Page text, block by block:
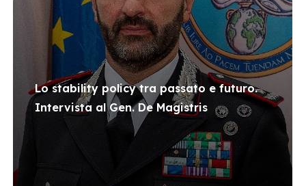
Lo stability policy tra passato e futuro.
Intervista al Gen. De Magistris